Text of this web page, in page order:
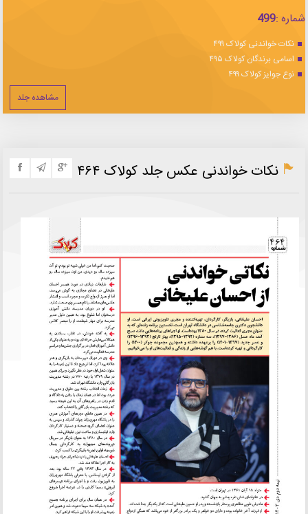
شماره :499
نکات خواندنی کولاک ۴۹۹
اسامی برندگان کولاک ۴۹۵
نوع جوایز کولاک ۴۹۹
مشاهده جلد
نکات خواندنی عکس جلد کولاک ۴۶۴